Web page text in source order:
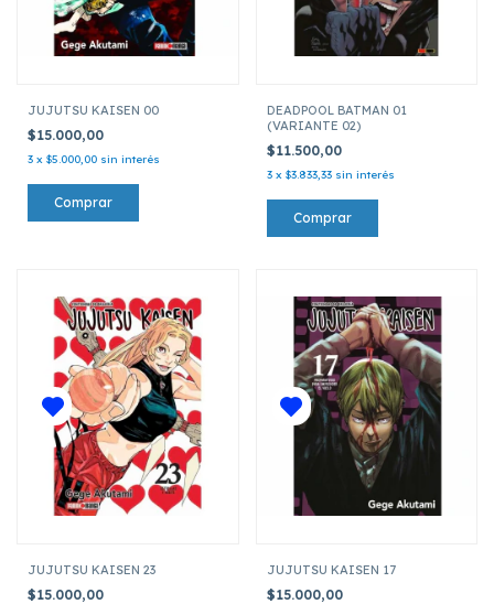
JUJUTSU KAISEN 00
$15.000,00
3 x $5.000,00 sin interés
DEADPOOL BATMAN 01
(VARIANTE 02)
$11.500,00
3 x $3.833,33 sin interés
JUJUTSU KAISEN 23
$15.000,00
JUJUTSU KAISEN 17
$15.000,00